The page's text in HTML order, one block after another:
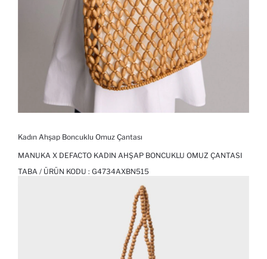
Kadın Ahşap Boncuklu Omuz Çantası
MANUKA X DEFACTO KADIN AHŞAP BONCUKLU OMUZ ÇANTASI
TABA / ÜRÜN KODU : G4734AXBN515